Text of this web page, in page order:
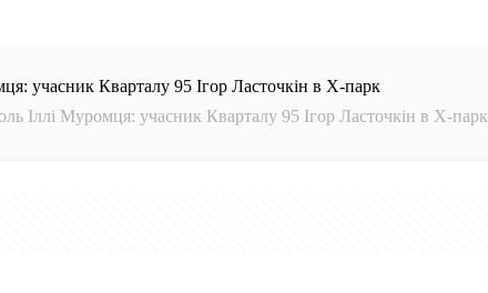
учасник Кварталу 95 Ігор Ласточкін в Х-парк
Іллі Муромця: учасник Кварталу 95 Ігор Ласточкін в Х-парк